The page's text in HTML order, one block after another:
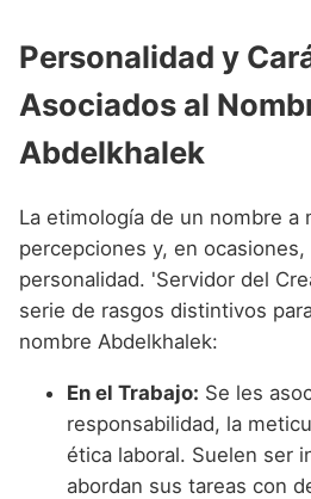
Personalidad y
Asociados al
Abdelkhalek
La etimología de un nombre a
percepciones y, en
personalidad. 'Servidor del
serie de rasgos distintivos
nombre Abdelkhalek:
En el Trabajo: Se les
responsabilidad, la
ética laboral. Suelen ser
abordan sus tareas con